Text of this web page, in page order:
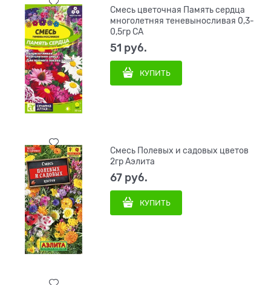
Смесь цветочная Память сердца
многолетняя теневыносливая 0,3-
0,5гр СА
51 руб.
КУПИТЬ
Смесь Полевых и садовых цветов
2гр Аэлита
67 руб.
КУПИТЬ